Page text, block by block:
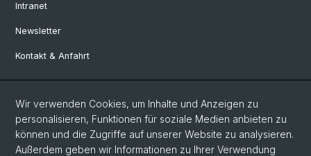
Intranet
Newsletter
Kontakt & Anfahrt
Social Media
Facebook
Wir verwenden Cookies, um Inhalte und Anzeigen zu
personalisieren, Funktionen für soziale Medien anbieten zu
können und die Zugriffe auf unserer Website zu analysieren.
Außerdem geben wir Informationen zu Ihrer Verwendung